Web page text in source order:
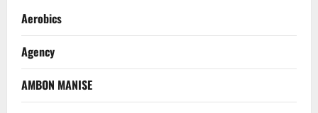
Aerobics
Agency
AMBON MANISE